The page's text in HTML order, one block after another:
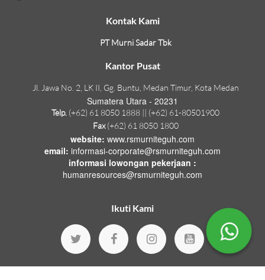
Kontak Kami
PT Murni Sadar Tbk
Kantor Pusat
Jl. Jawa No. 2, LK II, Gg. Buntu, Medan Timur, Kota Medan
Sumatera Utara - 20231
Telp. (+62) 61 8050 1888 || (+62) 61-80501900
Fax(+62) 61 8050 1800
website: www.rsmurniteguh.com
email: informasi-corporate@rsmurniteguh.com
informasi lowongan pekerjaan :
humanresources@rsmurniteguh.com
Ikuti Kami